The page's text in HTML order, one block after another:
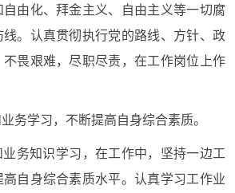
由化、拜金主义、自由主义等一切腐
。认真贯彻执行党的路线、方针、政
畏艰难，尽职尽责，在工作岗位上作
务学习，不断提高自身综合素质。
务知识学习，在工作中，坚持一边工
自身综合素质水平。认真学习工作业